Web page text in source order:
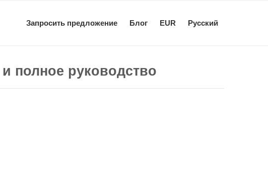
Запросить предложение Блог EUR Pусский
полное руководство